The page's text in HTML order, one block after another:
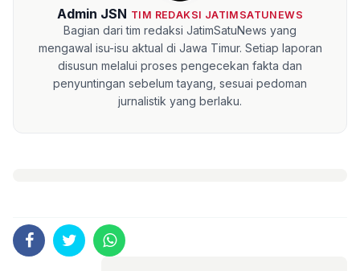
Admin JSN TIM REDAKSI JATIMSATUNEWS
Bagian dari tim redaksi JatimSatuNews yang
mengawal isu-isu aktual di Jawa Timur. Setiap laporan
disusun melalui proses pengecekan fakta dan
penyuntingan sebelum tayang, sesuai pedoman
jurnalistik yang berlaku.